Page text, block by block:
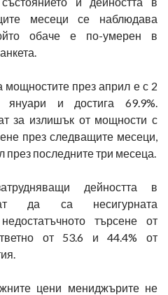
месеци се наблюдава
обаче е по-умерен в
през април е с 2
и достига 69.9%.
за излишък от мощности с
през следващите месеци,
през последните три месеца.
дейността в
да са несигурната
търсене от
от 53.6 и 44.4% от
цени мениджърите не